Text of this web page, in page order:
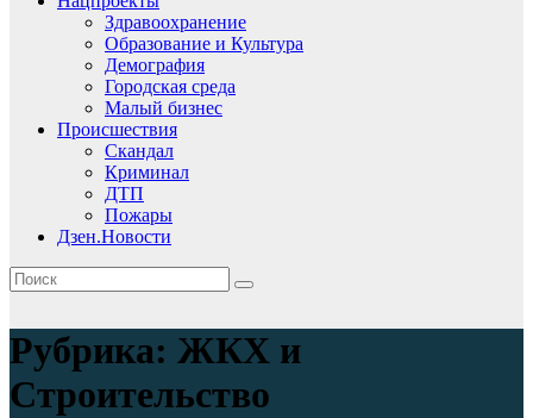
Здравоохранение
Образование и Культура
Демография
Городская среда
Малый бизнес
Происшествия
Скандал
Криминал
ДТП
Пожары
Дзен.Новости
Рубрика: ЖКХ и
Строительство